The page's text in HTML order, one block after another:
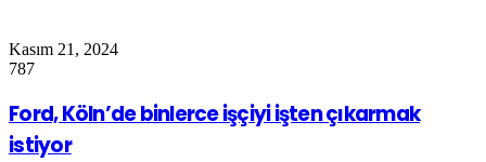
Kasım 21, 2024
787
Ford, Köln’de binlerce işçiyi işten çıkarmak
istiyor